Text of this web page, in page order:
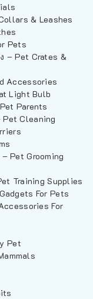
& Leashes
Pets
– Pet Crates &
Accessories
Light Bulb
Parents
Cleaning
Pet Grooming
Training Supplies
For Pets
For
Pet